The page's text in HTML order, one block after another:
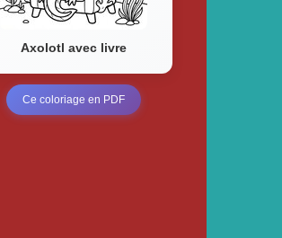
Axolotl avec livre
Ce coloriage en PDF